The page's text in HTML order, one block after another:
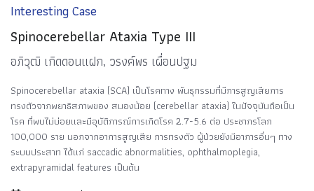
Interesting Case
Spinocerebellar Ataxia Type III
อภิวุฒิ เกิดดอนแฝก, วรงค์พร เผื่อนปฐม
Spinocerebellar ataxia (SCA) เป็นโรคทาง พันธุกรรมที่มีการสูญเสียการ
ทรงตัวจากพยาธิสภาพของ สมองน้อย (cerebellar ataxia) ในปัจจุบันถือเป็น
โรค ที่พบไม่บ่อยและมีอุบัติการณ์การเกิดโรค 2.7-5.6 ต่อ ประชากรโลก
100,000 ราย นอกจากอาการสูญเสีย การทรงตัว ผู้ป่วยยังมีอาการอื่นๆ ทาง
ระบบประสาท ได้แก่ saccadic abnormalities, ophthalmoplegia,
extrapyramidal features เป็นต้น